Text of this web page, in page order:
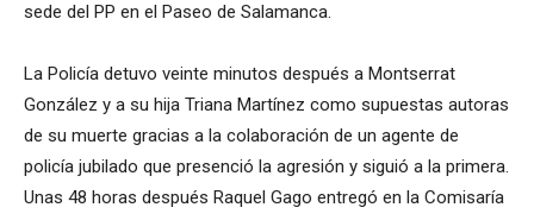
sede del PP en el Paseo de Salamanca.
La Policía detuvo veinte minutos después a Montserrat
González y a su hija Triana Martínez como supuestas autoras
de su muerte gracias a la colaboración de un agente de
policía jubilado que presenció la agresión y siguió a la primera.
Unas 48 horas después Raquel Gago entregó en la Comisaría